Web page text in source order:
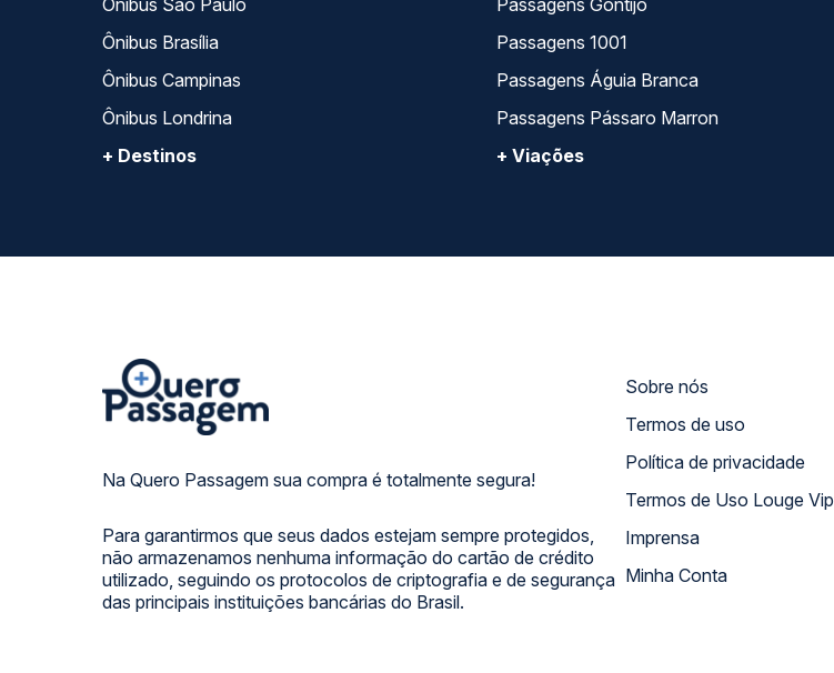
Ônibus São Paulo
Ônibus Brasília
Ônibus Campinas
Ônibus Londrina
+ Destinos
Passagens Gontijo
Passagens 1001
Passagens Águia Branca
Passagens Pássaro Marron
+ Viações
Na Quero Passagem sua compra é totalmente segura!
Para garantirmos que seus dados estejam sempre protegidos,
não armazenamos nenhuma informação do cartão de crédito
utilizado, seguindo os protocolos de criptografia e de segurança
das principais instituições bancárias do Brasil.
Sobre nós
Termos de uso
Política de privacidade
Termos de Uso Louge Vip
Imprensa
Minha Conta